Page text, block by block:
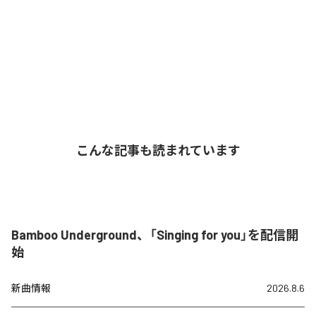
こんな記事も読まれています
Bamboo Underground、「Singing for you」を配信開
始
新曲情報 2026.8.6